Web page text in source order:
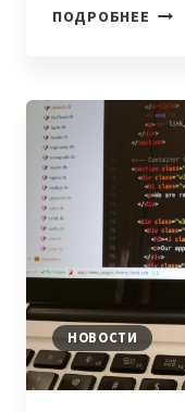
ПОДРОБНЕЕ В
—
2023
НОВОСТИ